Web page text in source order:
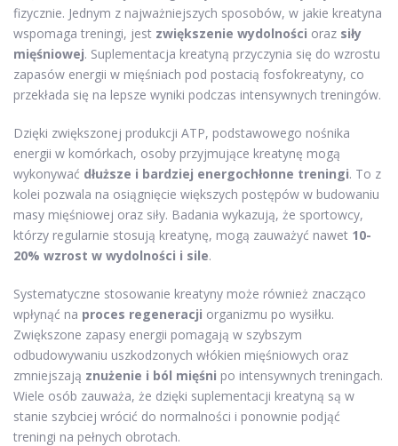
fizycznie. Jednym z najważniejszych sposobów, w jakie kreatyna
wspomaga treningi, jest zwiększenie wydolności oraz siły
mięśniowej. Suplementacja kreatyną przyczynia się do wzrostu
zapasów energii w mięśniach pod postacią fosfokreatyny, co
przekłada się na lepsze wyniki podczas intensywnych treningów.
Dzięki zwiększonej produkcji ATP, podstawowego nośnika
energii w komórkach, osoby przyjmujące kreatynę mogą
wykonywać dłuższe i bardziej energochłonne treningi. To z
kolei pozwala na osiągnięcie większych postępów w budowaniu
masy mięśniowej oraz siły. Badania wykazują, że sportowcy,
którzy regularnie stosują kreatynę, mogą zauważyć nawet 10-
20% wzrost w wydolności i sile.
Systematyczne stosowanie kreatyny może również znacząco
wpłynąć na proces regeneracji organizmu po wysiłku.
Zwiększone zapasy energii pomagają w szybszym
odbudowywaniu uszkodzonych włókien mięśniowych oraz
zmniejszają znużenie i ból mięśni po intensywnych treningach.
Wiele osób zauważa, że dzięki suplementacji kreatyną są w
stanie szybciej wrócić do normalności i ponownie podjąć
treningi na pełnych obrotach.